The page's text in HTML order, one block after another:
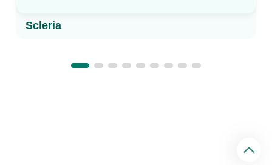
Scleria
回
頂
端